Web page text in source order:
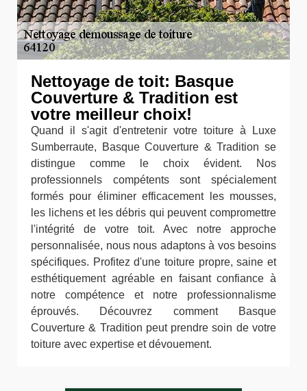
Nettoyage de toit: Basque
Couverture & Tradition est
votre meilleur choix!
Quand il s'agit d'entretenir votre toiture à Luxe
Sumberraute, Basque Couverture & Tradition se
distingue comme le choix évident. Nos
professionnels compétents sont spécialement
formés pour éliminer efficacement les mousses,
les lichens et les débris qui peuvent compromettre
l'intégrité de votre toit. Avec notre approche
personnalisée, nous nous adaptons à vos besoins
spécifiques. Profitez d'une toiture propre, saine et
esthétiquement agréable en faisant confiance à
notre compétence et notre professionnalisme
éprouvés. Découvrez comment Basque
Couverture & Tradition peut prendre soin de votre
toiture avec expertise et dévouement.